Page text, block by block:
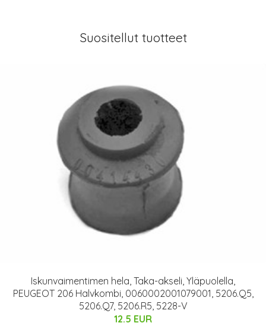
Suositellut tuotteet
Iskunvaimentimen hela, Taka-akseli, Yläpuolella,
PEUGEOT 206 Halvkombi, 0060002001079001, 5206.Q5,
5206.Q7, 5206.R5, 5228-V
12.5 EUR